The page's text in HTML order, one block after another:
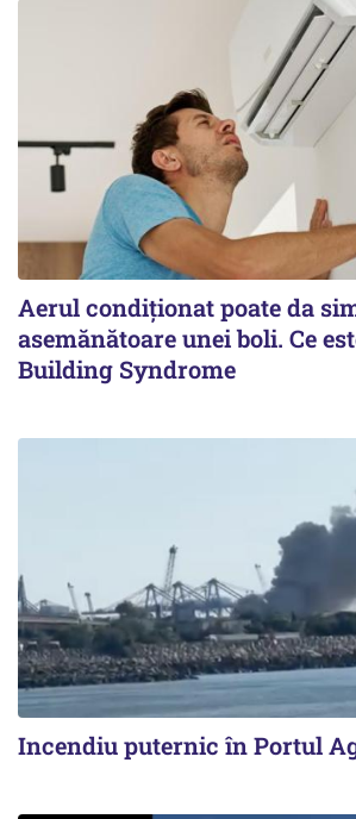
Aerul condiționat poate da
asemănătoare unei boli. Ce
Building Syndrome
Incendiu puternic în Portul